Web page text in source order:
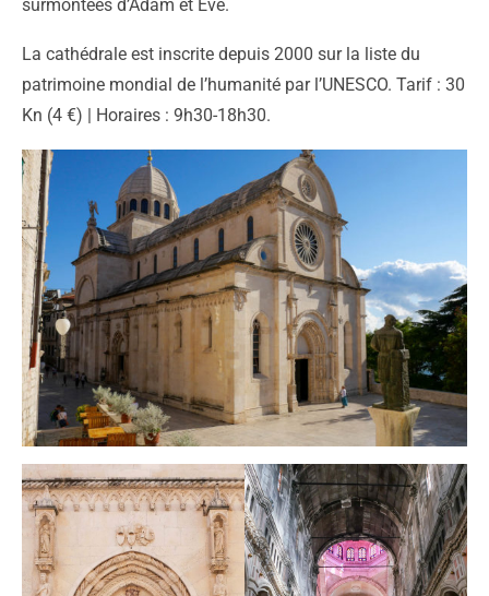
surmontées d’Adam et Eve.
La cathédrale est inscrite depuis 2000 sur la liste du
patrimoine mondial de l’humanité par l’UNESCO. Tarif : 30
Kn (4 €) | Horaires : 9h30-18h30.